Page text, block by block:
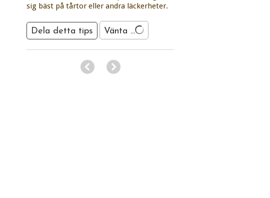
sig bäst på tårtor eller andra läckerheter.
Dela detta tips Vänta ...